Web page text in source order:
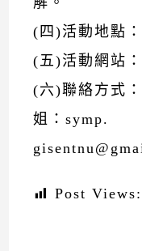
(四)活動地點
(五)活動網站
(六)聯絡方式
姐：symp.
Post Views: